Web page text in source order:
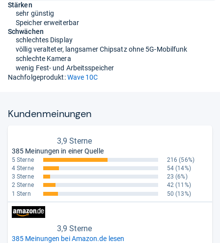
Stärken
sehr günstig
Speicher erweiterbar
Schwächen
schlechtes Display
völlig veralteter, langsamer Chipsatz ohne 5G-Mobilfunk
schlechte Kamera
wenig Fest- und Arbeitsspeicher
Nachfolgeprodukt:Wave 10C
Kun­den­mei­nun­gen
3,9 Sterne
385 Meinungen in einer Quelle
5 Sterne 216 (56%)
4 Sterne
54 (14%)
3 Sterne
23 (6%)
2 Sterne
42 (11%)
1 Stern
50 (13%)
3,9 Sterne
385 Meinungen bei Amazon.de lesen